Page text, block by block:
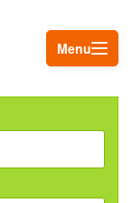
Menu